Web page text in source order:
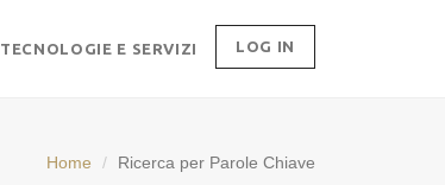
TECNOLOGIE E SERVIZI LOG IN
Home Ricerca per Parole Chiave